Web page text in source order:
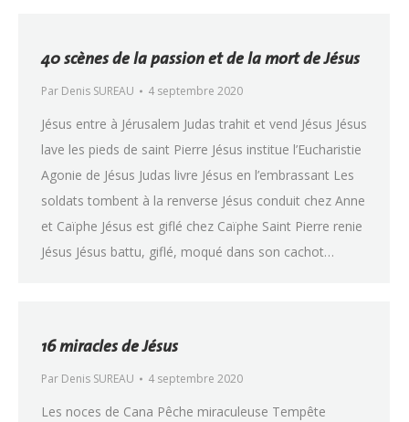
40 scènes de la passion et de la mort de Jésus
Par Denis SUREAU 4 septembre 2020
Jésus entre à Jérusalem Judas trahit et vend Jésus Jésus
lave les pieds de saint Pierre Jésus institue l’Eucharistie
Agonie de Jésus Judas livre Jésus en l’embrassant Les
soldats tombent à la renverse Jésus conduit chez Anne
et Caïphe Jésus est giflé chez Caïphe Saint Pierre renie
Jésus Jésus battu, giflé, moqué dans son cachot…
16 miracles de Jésus
Par Denis SUREAU 4 septembre 2020
Les noces de Cana Pêche miraculeuse Tempête